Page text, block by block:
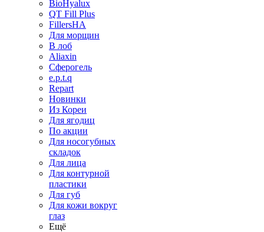
BioHyalux
QT Fill Plus
FillersHA
Для морщин
В лоб
Aliaxin
Сферогель
e.p.t.q
Repart
Новинки
Из Кореи
Для ягодиц
По акции
Для носогубных
складок
Для лица
Для контурной
пластики
Для губ
Для кожи вокруг
глаз
Ещё